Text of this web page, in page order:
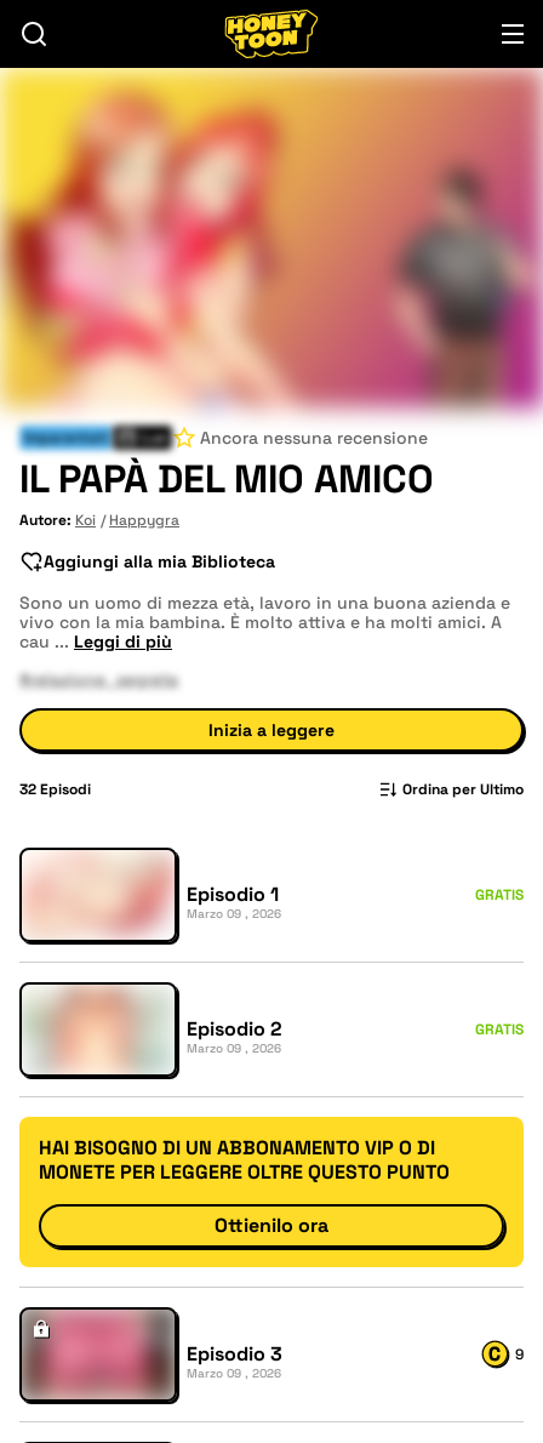
Imparentati Lun Ancora nessuna recensione
IL PAPÀ DEL MIO AMICO
Autore: Koi Happygra
Aggiungi alla mia Biblioteca
Sono un uomo di mezza età, lavoro in una buona azienda e
vivo con la mia bambina. È molto attiva e ha molti amici. A
cau ... Leggi di più
#relazione_segreta
Inizia a leggere
32Episodi Ordina per Ultimo
Episodio 1
Marzo 09 , 2026
GRATIS
Episodio 2
Marzo 09 , 2026
GRATIS
HAI BISOGNO DI UN ABBONAMENTO VIP O DI
MONETE PER LEGGERE OLTRE QUESTO PUNTO
Ottienilo ora
Episodio 3
Marzo 09 , 2026
9